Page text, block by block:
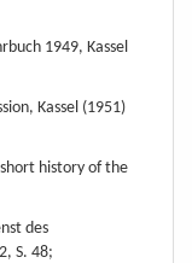
1949, Kassel
Kassel (1951)
history of the
des
S. 48;